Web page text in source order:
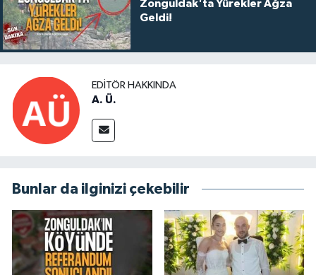
Zonguldak'ta Yürekler Ağza
Geldi!
EDITÖR HAKKINDA
A. Ü.
Bunlar da ilginizi çekebilir